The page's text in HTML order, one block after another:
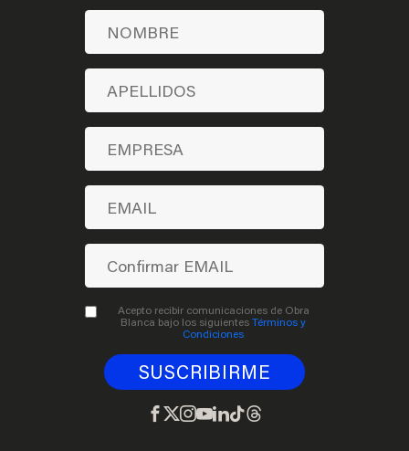
Acepto recibir comunicaciones de Obra
Blanca bajo los siguientesTérminos y
Condiciones